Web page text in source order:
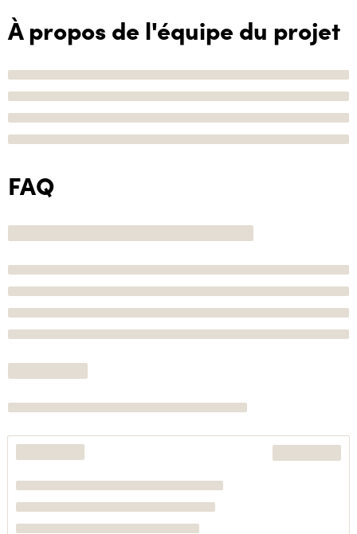
À propos de l'équipe du projet
FAQ